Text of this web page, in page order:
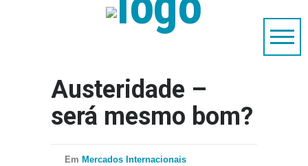
Austeridade –
será mesmo bom?
Em Mercados Internacionais